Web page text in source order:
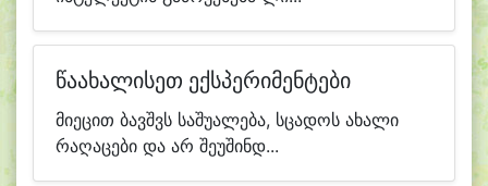
წაახალისეთ ექსპერიმენტები
მიეცით ბავშვს საშუალება, სცადოს ახალი
რაღაცები და არ შეუშინდ...